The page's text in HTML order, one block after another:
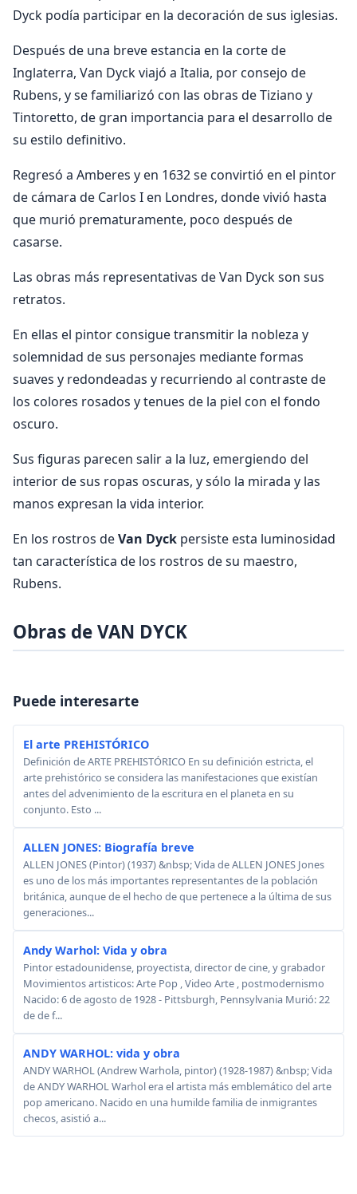
Dyck podía participar en la decoración de sus iglesias.
Después de una breve estancia en la corte de
Inglaterra, Van Dyck viajó a Italia, por consejo de
Rubens, y se familiarizó con las obras de Tiziano y
Tintoretto, de gran importancia para el desarrollo de
su estilo definitivo.
Regresó a Amberes y en 1632 se convirtió en el pintor
de cámara de Carlos I en Londres, donde vivió hasta
que murió prematuramente, poco después de
casarse.
Las obras más representativas de Van Dyck son sus
retratos.
En ellas el pintor consigue transmitir la nobleza y
solemnidad de sus personajes mediante formas
suaves y redondeadas y recurriendo al contraste de
los colores rosados y tenues de la piel con el fondo
oscuro.
Sus figuras parecen salir a la luz, emergiendo del
interior de sus ropas oscuras, y sólo la mirada y las
manos expresan la vida interior.
En los rostros deVan Dyck persiste esta luminosidad
tan característica de los rostros de su maestro,
Rubens.
Obras de VAN DYCK
Puede interesarte
El arte PREHISTÓRICO
Definición de ARTE PREHISTÓRICO En su definición estricta, el
arte prehistórico se considera las manifestaciones que existían
antes del advenimiento de la escritura en el planeta en su
conjunto. Esto ...
ALLEN JONES: Biografía breve
ALLEN JONES (Pintor) (1937) &nbsp; Vida de ALLEN JONES Jones
es uno de los más importantes representantes de la población
británica, aunque de el hecho de que pertenece a la última de sus
generaciones...
Andy Warhol: Vida y obra
Pintor estadounidense, proyectista, director de cine, y grabador
Movimientos artisticos: Arte Pop , Video Arte , postmodernismo
Nacido: 6 de agosto de 1928 - Pittsburgh, Pennsylvania Murió: 22
de de f...
ANDY WARHOL: vida y obra
ANDY WARHOL (Andrew Warhola, pintor) (1928-1987) &nbsp; Vida
de ANDY WARHOL Warhol era el artista más emblemático del arte
pop americano. Nacido en una humilde familia de inmigrantes
checos, asistió a...